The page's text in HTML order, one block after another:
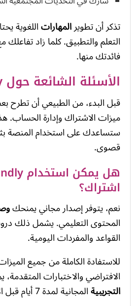
تذكر أن تطويرالمهاراتاللغوية
التعلم والتطبيق. كلما زاد
فائدتك منها.
الأسئلة الشائعة حول Mondly
قبل البدء، من الطبيعي أن تطرح
ميزات الاشتراك وإدارة الحساب.
ستساعدك على استخدام المنصة
قصوى.
اشتراك؟
نعم، يتوفر إصدار مجاني يمنحك
المحتوى التعليمي. يشمل ذلك
القواعد والمفردات اليومية.
للاستفادة الكاملة من جميع
الافتراضي والاختبارات
التجريبيةالمجانية لمدة 7 أيام قبل الاشتراك.